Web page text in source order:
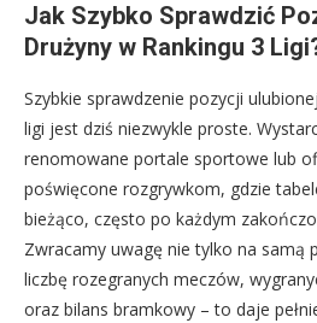
Jak Szybko Sprawdzić
Drużyny w Rankingu 3
Szybkie sprawdzenie pozycji
ligi jest dziś niezwykle proste.
renomowane portale sportowe lub
poświęcone rozgrywkom, gdzie
bieżąco, często po każdym
Zwracamy uwagę nie tylko na samą
liczbę rozegranych meczów,
oraz bilans bramkowy – to daje